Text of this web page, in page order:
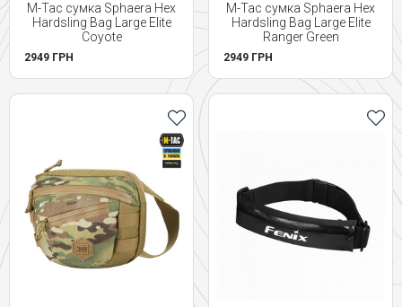
M-Tac сумка Sphaera Hex
Hardsling Bag Large Elite
Coyote
2949 ГРН
M-Tac сумка Sphaera Hex
Hardsling Bag Large Elite
Ranger Green
2949 ГРН